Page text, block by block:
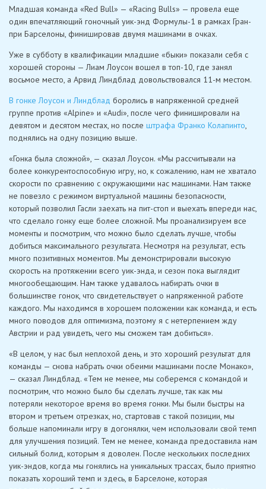
Младшая команда «Red Bull» — «Racing Bulls» — провела еще
один впечатляющий гоночный уик-энд Формулы-1 в рамках Гран-
при Барселоны, финишировав двумя машинами в очках.
Уже в субботу в квалификации младшие «быки» показали себя с
хорошей стороны — Лиам Лоусон вошел в топ-10, где занял
восьмое место, а Арвид Линдблад довольствовался 11-м местом.
В гонке Лоусон и Линдблад боролись в напряженной средней
группе против «Alpine» и «Audi», после чего финишировали на
девятом и десятом местах, но после штрафа Франко Колапинто,
поднялись на одну позицию выше.
«Гонка была сложной», — сказал Лоусон. «Мы рассчитывали на
более конкурентоспособную игру, но, к сожалению, нам не хватало
скорости по сравнению с окружающими нас машинами. Нам также
не повезло с режимом виртуальной машины безопасности,
который позволил Гасли заехать на пит-стоп и выехать впереди нас,
что сделало гонку еще более сложной. Мы проанализируем все
моменты и посмотрим, что можно было сделать лучше, чтобы
добиться максимального результата. Несмотря на результат, есть
много позитивных моментов. Мы демонстрировали высокую
скорость на протяжении всего уик-энда, и сезон пока выглядит
многообещающим. Нам также удавалось набирать очки в
большинстве гонок, что свидетельствует о напряженной работе
каждого. Мы находимся в хорошем положении как команда, и есть
много поводов для оптимизма, поэтому я с нетерпением жду
Австрии и рад увидеть, чего мы сможем там добиться».
«В целом, у нас был неплохой день, и это хороший результат для
команды — снова набрать очки обеими машинами после Монако»,
— сказал Линдблад. «Тем не менее, мы соберемся с командой и
посмотрим, что можно было бы сделать лучше, так как мы
потеряли некоторое время во время гонки. Мы были быстры на
втором и третьем отрезках, но, стартовав с такой позиции, мы
больше напоминали игру в догонялки, чем использовали свой темп
для улучшения позиций. Тем не менее, команда предоставила нам
сильный болид, которым я доволен. После нескольких последних
уик-эндов, когда мы гонялись на уникальных трассах, было приятно
показать хороший темп и здесь, в Барселоне, которая